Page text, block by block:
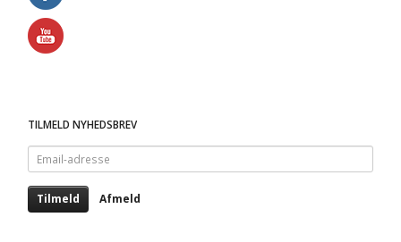
TILMELD NYHEDSBREV
Email-
adresse
Tilmeld Afmeld